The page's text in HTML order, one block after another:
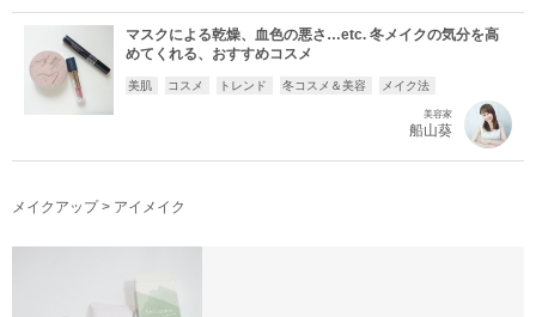
マスクによる乾燥、血色の悪さ…etc. 冬メイクの気分を高
めてくれる、おすすめコスメ
美肌 コスメ トレンド 冬コスメ＆美容 メイク法
美容家
船山葵
メイクアップ> アイメイク